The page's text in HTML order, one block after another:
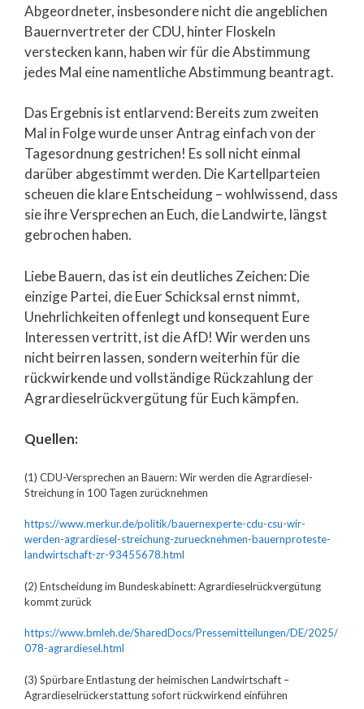
Abgeordneter, insbesondere nicht die angeblichen
Bauernvertreter der CDU, hinter Floskeln
verstecken kann, haben wir für die Abstimmung
jedes Mal eine namentliche Abstimmung beantragt.
Das Ergebnis ist entlarvend: Bereits zum zweiten
Mal in Folge wurde unser Antrag einfach von der
Tagesordnung gestrichen! Es soll nicht einmal
darüber abgestimmt werden. Die Kartellparteien
scheuen die klare Entscheidung – wohlwissend, dass
sie ihre Versprechen an Euch, die Landwirte, längst
gebrochen haben.
Liebe Bauern, das ist ein deutliches Zeichen: Die
einzige Partei, die Euer Schicksal ernst nimmt,
Unehrlichkeiten offenlegt und konsequent Eure
Interessen vertritt, ist die AfD! Wir werden uns
nicht beirren lassen, sondern weiterhin für die
rückwirkende und vollständige Rückzahlung der
Agrardieselrückvergütung für Euch kämpfen.
Quellen:
(1) CDU-Versprechen an Bauern: Wir werden die Agrardiesel-
Streichung in 100 Tagen zurücknehmen
https://www.merkur.de/politik/bauernexperte-cdu-csu-wir-
werden-agrardiesel-streichung-zuruecknehmen-bauernproteste-
landwirtschaft-zr-93455678.html
(2) Entscheidung im Bundeskabinett: Agrardieselrückvergütung
kommt zurück
https://www.bmleh.de/SharedDocs/Pressemitteilungen/DE/2025/
078-agrardiesel.html
(3) Spürbare Entlastung der heimischen Landwirtschaft –
Agrardieselrückerstattung sofort rückwirkend einführen